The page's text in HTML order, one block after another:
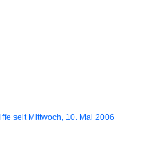
seit Mittwoch, 10. Mai 2006